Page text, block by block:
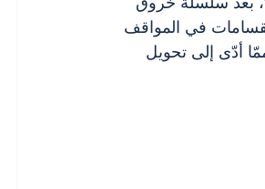
في المواقف
أدّى إلى تحويل